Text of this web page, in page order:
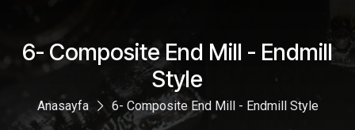
6- Composite End Mill - Endmill
Style
Anasayfa 6- Composite End Mill - Endmill Style